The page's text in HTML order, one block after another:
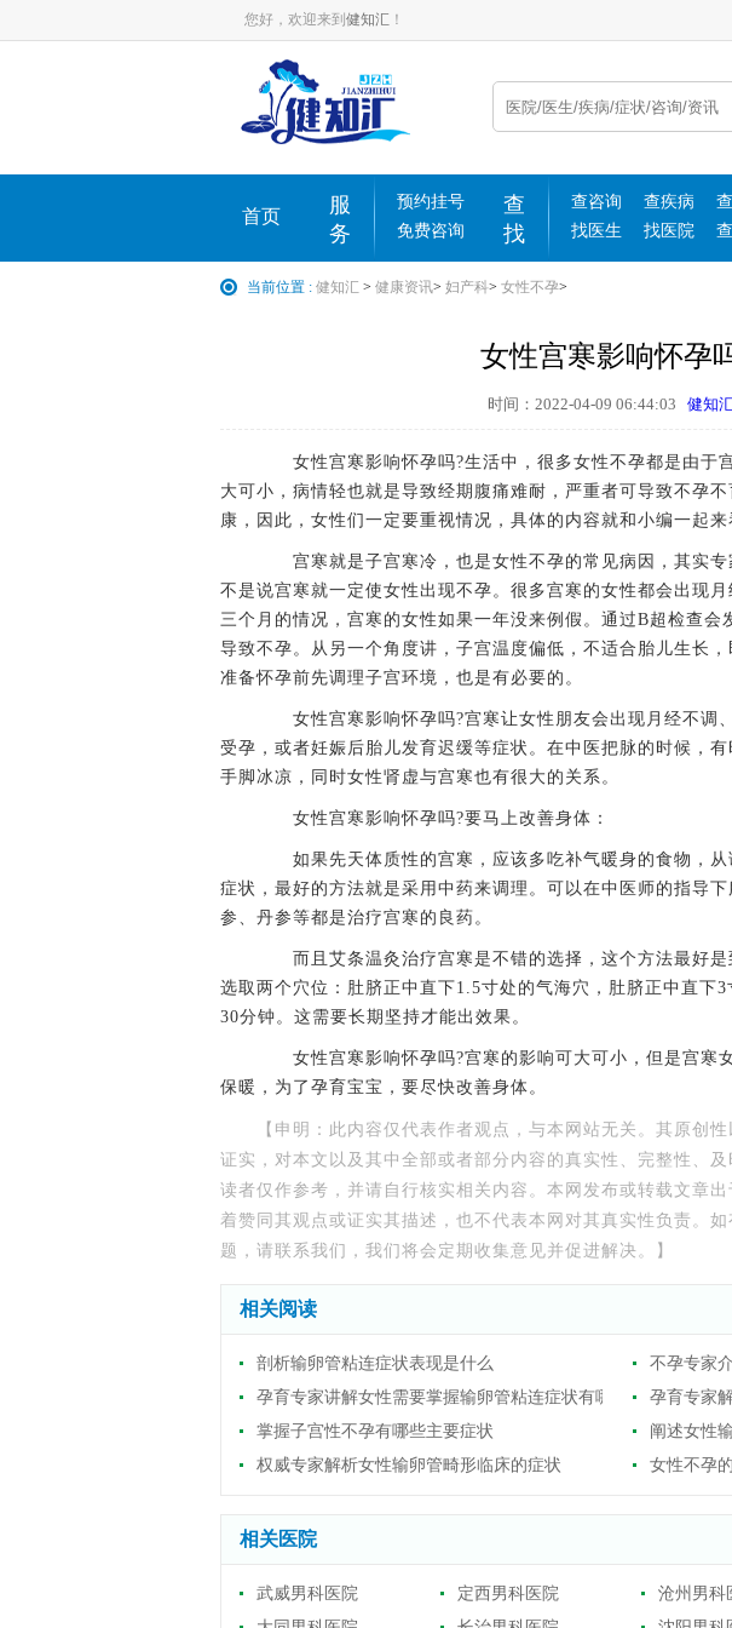
您好，欢迎来到 健知汇 ！
首页
服
务
预约挂号
免费咨询
查
找
查咨询 查疾病
找医生
找医院
当前位置 : 健知汇 > 健康资讯> 妇产科> 女性不孕>
女性宫寒影响怀孕
时间：2022-04-09 06:44:03 健知汇
女性宫寒影响怀孕吗?生活中，很多女性不孕都是由于
大可小，病情轻也就是导致经期腹痛难耐，严重者可导致不孕
康，因此，女性们一定要重视情况，具体的内容就和小编一起来
宫寒就是子宫寒冷，也是女性不孕的常见病因，其实专
不是说宫寒就一定使女性出现不孕。很多宫寒的女性都会出现
三个月的情况，宫寒的女性如果一年没来例假。通过B超检查会
导致不孕。从另一个角度讲，子宫温度偏低，不适合胎儿生长
准备怀孕前先调理子宫环境，也是有必要的。
女性宫寒影响怀孕吗?宫寒让女性朋友会出现月经不调
受孕，或者妊娠后胎儿发育迟缓等症状。在中医把脉的时候，
手脚冰凉，同时女性肾虚与宫寒也有很大的关系。
女性宫寒影响怀孕吗?要马上改善身体：
如果先天体质性的宫寒，应该多吃补气暖身的食物，从
症状，最好的方法就是采用中药来调理。可以在中医师的指导
参、丹参等都是治疗宫寒的良药。
而且艾条温灸治疗宫寒是不错的选择，这个方法最好是
选取两个穴位：肚脐正中直下1.5寸处的气海穴，肚脐正中直下
30分钟。这需要长期坚持才能出效果。
女性宫寒影响怀孕吗?宫寒的影响可大可小，但是宫寒
保暖，为了孕育宝宝，要尽快改善身体。
【申明：此内容仅代表作者观点，与本网站无关。其原创
证实，对本文以及其中全部或者部分内容的真实性、完整性、
读者仅作参考，并请自行核实相关内容。本网发布或转载文章
着赞同其观点或证实其描述，也不代表本网对其真实性负责。
题，请联系我们，我们将会定期收集意见并促进解决。】
相关阅读
剖析输卵管粘连症状表现是什么
不孕专家
孕育专家讲解女性需要掌握输卵管粘连症状有哪些
孕育专家
掌握子宫性不孕有哪些主要症状
阐述女性
权威专家解析女性输卵管畸形临床的症状
女性不孕
相关医院
武威男科医院 定西男科医院 沧州男科